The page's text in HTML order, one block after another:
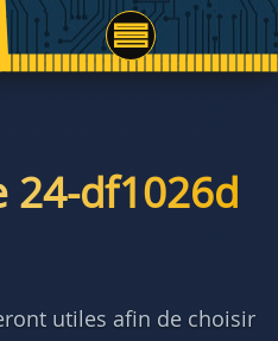
24-df1026d
utiles afin de choisir